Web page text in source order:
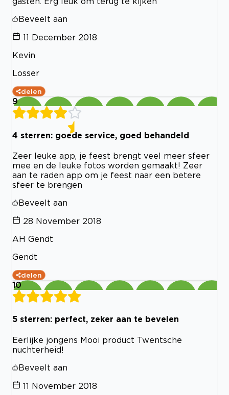
Beveelt aan
11 December 2018
Kevin
Losser
delen
9
4 sterren: goede service, goed behandeld
Zeer leuke app, je feest brengt veel meer sfeer
mee en de leuke fotos worden gemaakt! Zeer
aan te raden app om je feest naar een betere
sfeer te brengen
Beveelt aan
28 November 2018
AH Gendt
Gendt
delen
10
5 sterren: perfect, zeker aan te bevelen
Eerlijke jongens Mooi product Twentsche
nuchterheid!
Beveelt aan
11 November 2018